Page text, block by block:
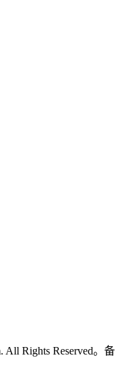
All Rights Reserved。备